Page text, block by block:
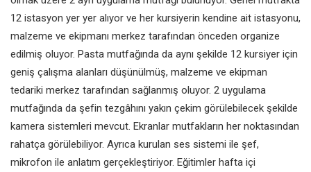
12 istasyon yer yer alıyor ve her kursiyerin kendine ait istasyonu,
malzeme ve ekipmanı merkez tarafından önceden organize
edilmiş oluyor. Pasta mutfağında da aynı şekilde 12 kursiyer için
geniş çalışma alanları düşünülmüş, malzeme ve ekipman
tedariki merkez tarafından sağlanmış oluyor. 2 uygulama
mutfağında da şefin tezgâhını yakın çekim görülebilecek şekilde
kamera sistemleri mevcut. Ekranlar mutfakların her noktasından
rahatça görülebiliyor. Ayrıca kurulan ses sistemi ile şef,
mikrofon ile anlatım gerçekleştiriyor. Eğitimler hafta içi